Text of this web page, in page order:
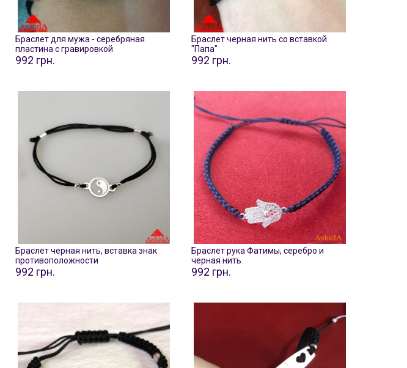
Браслет для мужа - серебряная
пластина с гравировкой
992 грн.
Браслет черная нить со вставкой
"Папа"
992 грн.
Браслет черная нить, вставка знак
противоположности
992 грн.
Браслет рука Фатимы, серебро и
черная нить
992 грн.